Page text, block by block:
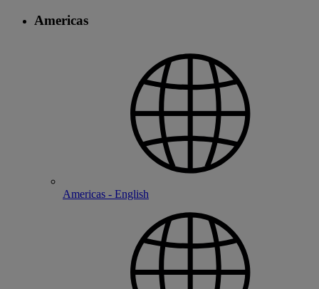
Americas
Americas - English